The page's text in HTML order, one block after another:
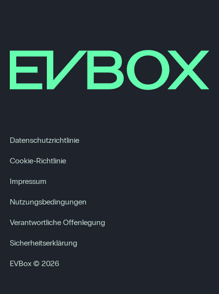
Datenschutzrichtlinie
Cookie-Richtlinie
Impressum
Nutzungsbedingungen
Verantwortliche Offenlegung
Sicherheitserklärung
EVBox © 2026